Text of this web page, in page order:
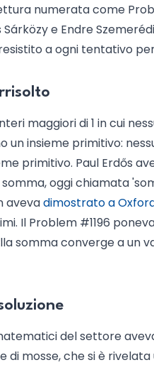
numerata come
e Endre
a ogni tentativo
maggiori di 1 in cui
un insieme primitivo:
primitivo. Paul Erdős
oggi chiamata
avevadimostrato a
Il Problem #1196
somma converge a un
del settore
mosse, che si è